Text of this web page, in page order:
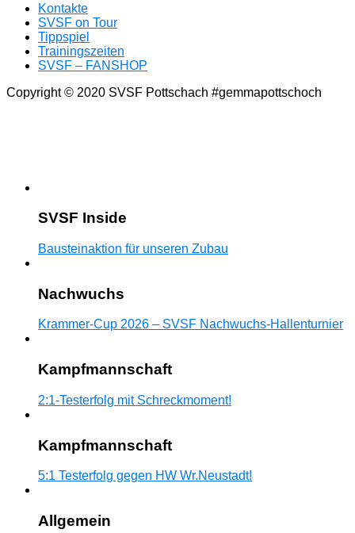
Kontakte
SVSF on Tour
Tippspiel
Trainingszeiten
SVSF – FANSHOP
Copyright © 2020 SVSF Pottschach #gemmapottschoch
SVSF Inside
Bausteinaktion für unseren Zubau
Nachwuchs
Krammer-Cup 2026 – SVSF Nachwuchs-Hallenturnier
Kampfmannschaft
2:1-Testerfolg mit Schreckmoment!
Kampfmannschaft
5:1 Testerfolg gegen HW Wr.Neustadt!
Allgemein